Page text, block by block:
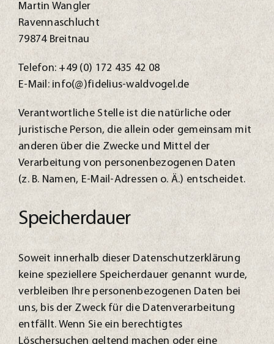
Martin Wangler
Ravennaschlucht
79874 Breitnau
Telefon: +49 (0) 172 435 42 08
E-Mail: info(@)fidelius-waldvogel.de
Verantwortliche Stelle ist die natürliche oder
juristische Person, die allein oder gemeinsam mit
anderen über die Zwecke und Mittel der
Verarbeitung von personenbezogenen Daten
(z. B. Namen, E-Mail-Adressen o. Ä.) entscheidet.
Speicherdauer
Soweit innerhalb dieser Datenschutzerklärung
keine speziellere Speicherdauer genannt wurde,
verbleiben Ihre personenbezogenen Daten bei
uns, bis der Zweck für die Datenverarbeitung
entfällt. Wenn Sie ein berechtigtes
Löschersuchen geltend machen oder eine